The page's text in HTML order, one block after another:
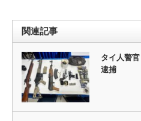
関連記事
タイ人警
逮捕